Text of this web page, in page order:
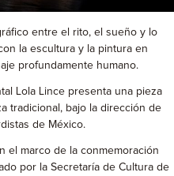
entre el rito, el sueño y lo
la escultura y la pintura en
profundamente humano.
Lola Lince presenta una pieza
tradicional, bajo la dirección de
de México.
el marco de la conmemoración
por la Secretaría de Cultura de